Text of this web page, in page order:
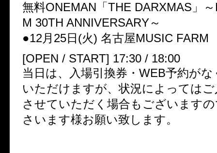
無料ONEMAN「THE DARXMAS」
M 30TH ANNIVERSARY～
●12月25日(火) 名古屋MUSIC FARM
[OPEN / START] 17:30 / 18:00
当日は、入場引換券・WEB予約が
いただけますが、状況によっては
させていただく場合もございます
さいます様お願い致します。